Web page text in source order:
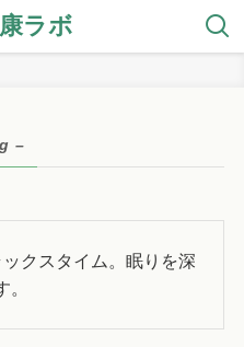
ラボ
–
クスタイム。眠りを深